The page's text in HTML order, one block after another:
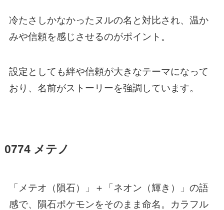
冷たさしかなかったヌルの名と対比され、温か
みや信頼を感じさせるのがポイント。
設定としても絆や信頼が大きなテーマになって
おり、名前がストーリーを強調しています。
0774 メテノ
「メテオ（隕石）」＋「ネオン（輝き）」の語
感で、隕石ポケモンをそのまま命名。カラフル